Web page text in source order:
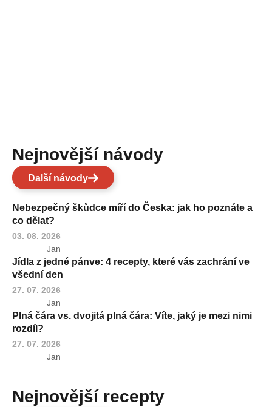
Nejnovější návody
Další návody
Nebezpečný škůdce míří do Česka: jak ho poznáte a
co dělat?
03. 08. 2026
Jan
Jídla z jedné pánve: 4 recepty, které vás zachrání ve
všední den
27. 07. 2026
Jan
Plná čára vs. dvojitá plná čára: Víte, jaký je mezi nimi
rozdíl?
27. 07. 2026
Jan
Nejnovější recepty